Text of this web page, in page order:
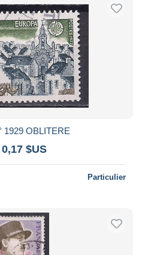
1929 OBLITERE
$US
Particulier